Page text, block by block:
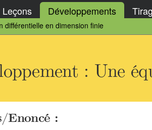
Leçons Développements
différentielle en dimension finie
: Une
Enoncé :